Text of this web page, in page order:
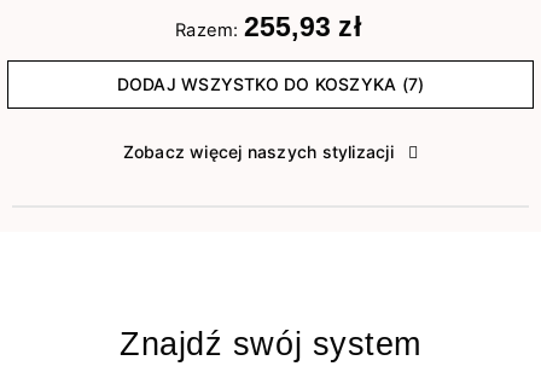
Razem: 255,93 zł
DODAJ WSZYSTKO DO KOSZYKA (7)
Zobacz więcej naszych stylizacji
Znajdź swój system